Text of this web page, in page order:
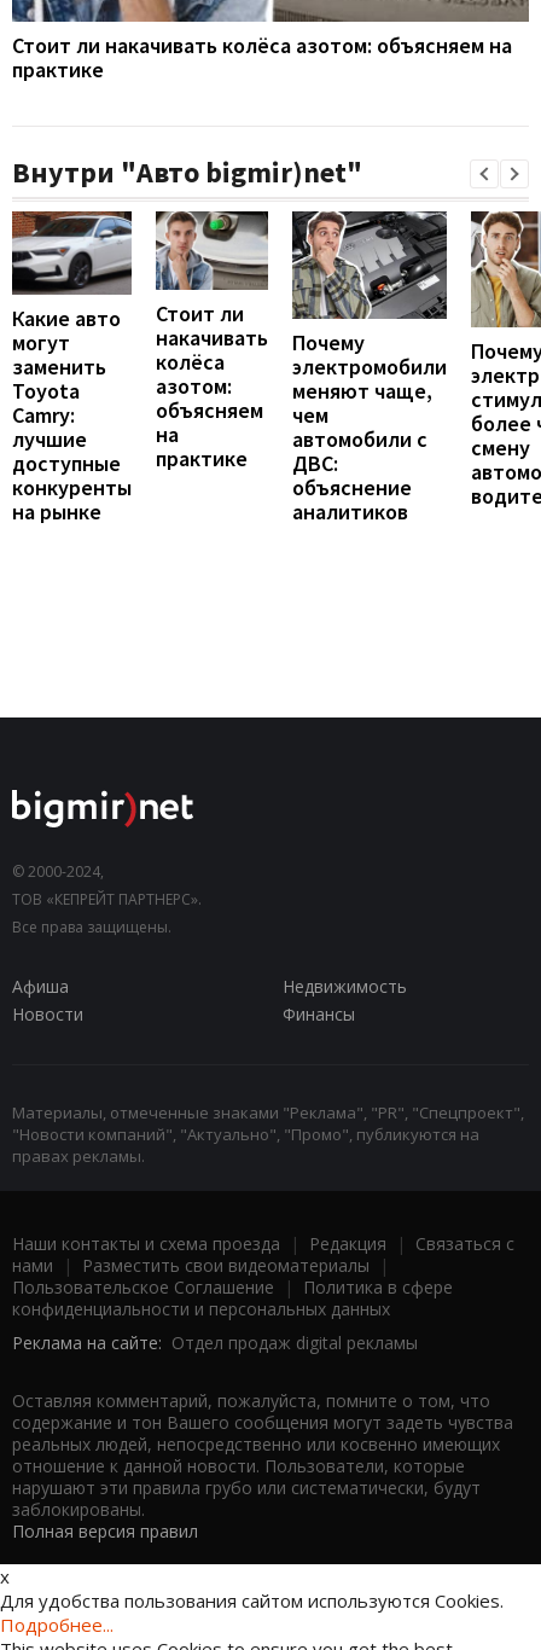
Стоит ли накачивать колёса азотом: объясняем на
практике
Внутри "Авто bigmir)net"
Какие авто
могут
заменить
Toyota
Camry:
лучшие
доступные
конкуренты
на рынке
Стоит ли
накачивать
колёса
азотом:
объясняем
на
практике
Почему
электромобили
меняют чаще,
чем
автомобили с
ДВС:
объяснение
аналитиков
более
смену
© 2000-2024,
ТОВ «КЕПРЕЙТ ПАРТНЕРС».
Все права защищены.
Афиша
Недвижимость
Новости
Финансы
Материалы, отмеченные знаками "Реклама", "PR", "Спецпроект",
"Новости компаний", "Актуально", "Промо", публикуются на
правах рекламы.
Наши контакты и схема проезда | Редакция | Связаться с
нами | Разместить свои видеоматериалы |
Пользовательское Соглашение |
Политика в сфере
конфиденциальности и персональных данных
Реклама на сайте: Отдел продаж digital рекламы
Оставляя комментарий, пожалуйста, помните о том, что
содержание и тон Вашего сообщения могут задеть чувства
реальных людей, непосредственно или косвенно имеющих
отношение к данной новости. Пользователи, которые
нарушают эти правила грубо или систематически, будут
заблокированы.
Полная версия правил
x
Для удобства пользования сайтом используются Cookies.
Подробнее...